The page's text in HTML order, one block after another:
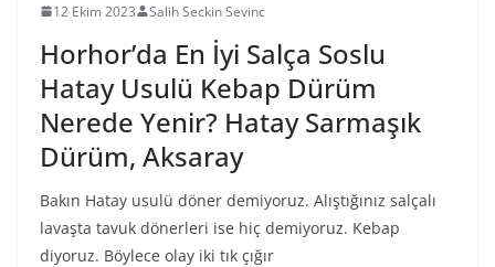
12 Ekim 2023 Salih Seckin Sevinc
Horhor’da En İyi Salça Soslu
Hatay Usulü Kebap Dürüm
Nerede Yenir? Hatay Sarmaşık
Dürüm, Aksaray
Bakın Hatay usulü döner demiyoruz. Alıştığınız salçalı
lavaşta tavuk dönerleri ise hiç demiyoruz. Kebap
diyoruz. Böylece olay iki tık çığır